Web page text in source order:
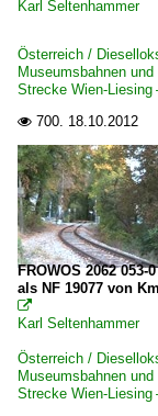
Karl Seltenhammer
Österreich /
Museumsbahnen
Strecke Wien-Liesing
 700. 18.10.2012
FROWOS 2062
als NF 19077 von

Karl Seltenhammer
Österreich /
Museumsbahnen
Strecke Wien-Liesing